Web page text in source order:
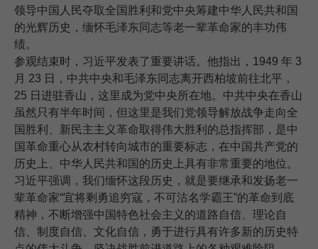
领导中国人民夺取全国胜利和党中央筹建中华人民共和国
的光辉历史，缅怀毛泽东同志等老一辈革命家的丰功伟
绩。
参观结束时，习近平发表了重要讲话。他指出，1949 年 3
月 23 日，中共中央和毛泽东同志离开西柏坡前往北平，
25 日进驻香山，这里成为党中央所在地。中共中央在香山
虽然只有半年时间，但这里是我们党领导解放战争走向全
国胜利、新民主主义革命取得伟大胜利的总指挥部，是中
国革命重心从农村转向城市的重要标志，在中国共产党的
历史上、中华人民共和国的历史上具有非常重要的地位。
习近平强调，我们缅怀这段历史，就是要继承和发扬老一
辈革命家“宜将剩勇追穷寇，不可沽名学霸王”的革命到底
精神，不断增强中国特色社会主义的道路自信、理论自
信、制度自信、文化自信，勇于进行具有许多新的历史特